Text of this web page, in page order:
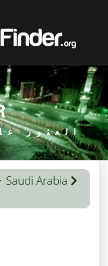
العثور
Saudi Arabia